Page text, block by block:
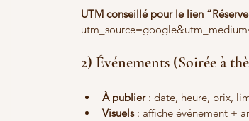
UTM conseillé pour le lien
2) Événements (Soirée à
À publier : date, heure, prix,
Visuels : affiche événement +